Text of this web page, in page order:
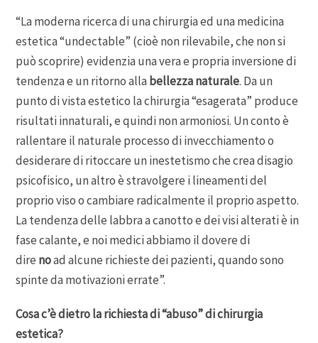
“La moderna ricerca di una chirurgia ed una medicina
estetica “undectable” (cioè non rilevabile, che non si
può scoprire) evidenzia una vera e propria inversione di
tendenza e un ritorno alla bellezza naturale. Da un
punto di vista estetico la chirurgia “esagerata” produce
risultati innaturali, e quindi non armoniosi. Un conto è
rallentare il naturale processo di invecchiamento o
desiderare di ritoccare un inestetismo che crea disagio
psicofisico, un altro è stravolgere i lineamenti del
proprio viso o cambiare radicalmente il proprio aspetto.
La tendenza delle labbra a canotto e dei visi alterati è in
fase calante, e noi medici abbiamo il dovere di
dire noad alcune richieste dei pazienti, quando sono
spinte da motivazioni errate”.
Cosa c’è dietro la richiesta di “abuso” di chirurgia
estetica?